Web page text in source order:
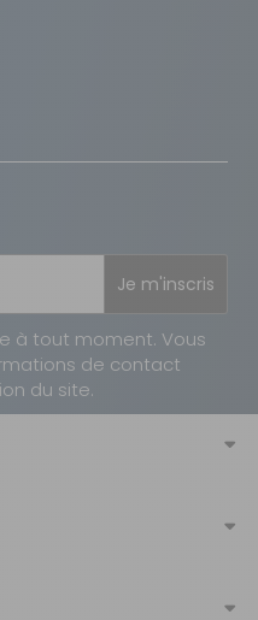
Je m'inscris
à tout moment. Vous
de contact
du site.